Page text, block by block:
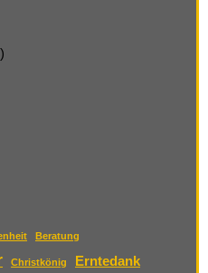
Beratung
Christkönig Erntedank